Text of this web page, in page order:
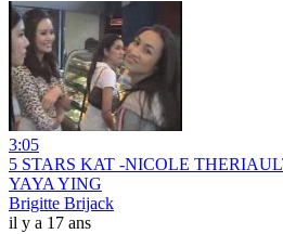
3:05
5 STARS KAT -NICOLE
YAYA YING
Brigitte Brijack
il y a 17 ans